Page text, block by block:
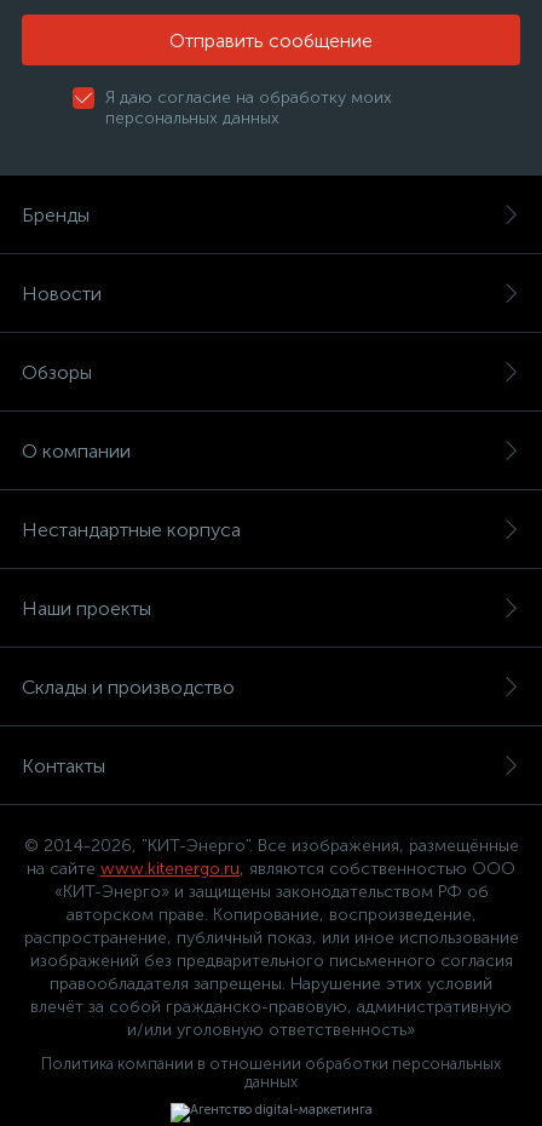
Отправить сообщение
Я даю согласие на обработку моих
персональных данных
Бренды
Новости
Обзоры
О компании
Нестандартные корпуса
Наши проекты
Склады и производство
Контакты
© 2014-2026, "КИТ-Энерго". Все изображения, размещённые
на сайте www.kitenergo.ru, являются собственностью ООО
«КИТ-Энерго» и защищены законодательством РФ об
авторском праве. Копирование, воспроизведение,
распространение, публичный показ, или иное использование
изображений без предварительного письменного согласия
правообладателя запрещены. Нарушение этих условий
влечёт за собой гражданско-правовую, административную
и/или уголовную ответственность»
Политика компании в отношении обработки персональных
данных